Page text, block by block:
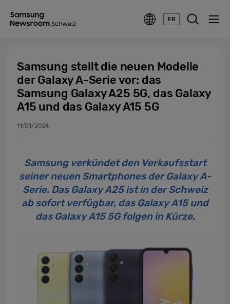
FR
Samsung stellt die neuen Modelle
der Galaxy A-Serie vor: das
Samsung Galaxy A25 5G, das Galaxy
A15 und das Galaxy A15 5G
11/01/2024
Samsung verkündet den Verkaufsstart
seiner neuen Smartphones der Galaxy A-
Serie. Das Galaxy A25 ist in der Schweiz
ab sofort verfügbar, das Galaxy A15 und
das Galaxy A15 5G folgen in Kürze.